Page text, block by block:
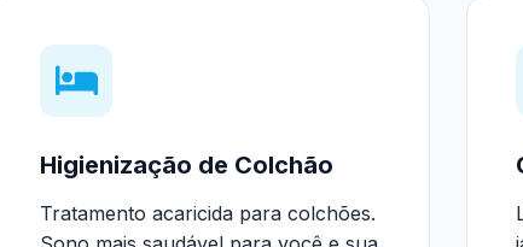
Higienização de Colchão
Tratamento acaricida para colchões.